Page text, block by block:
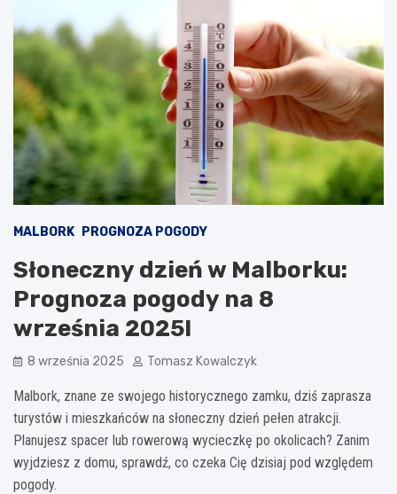
MALBORK PROGNOZA POGODY
Słoneczny dzień w Malborku:
Prognoza pogody na 8
września 2025!
8 września 2025 Tomasz Kowalczyk
Malbork, znane ze swojego historycznego zamku, dziś zaprasza
turystów i mieszkańców na słoneczny dzień pełen atrakcji.
Planujesz spacer lub rowerową wycieczkę po okolicach? Zanim
wyjdziesz z domu, sprawdź, co czeka Cię dzisiaj pod względem
pogody.